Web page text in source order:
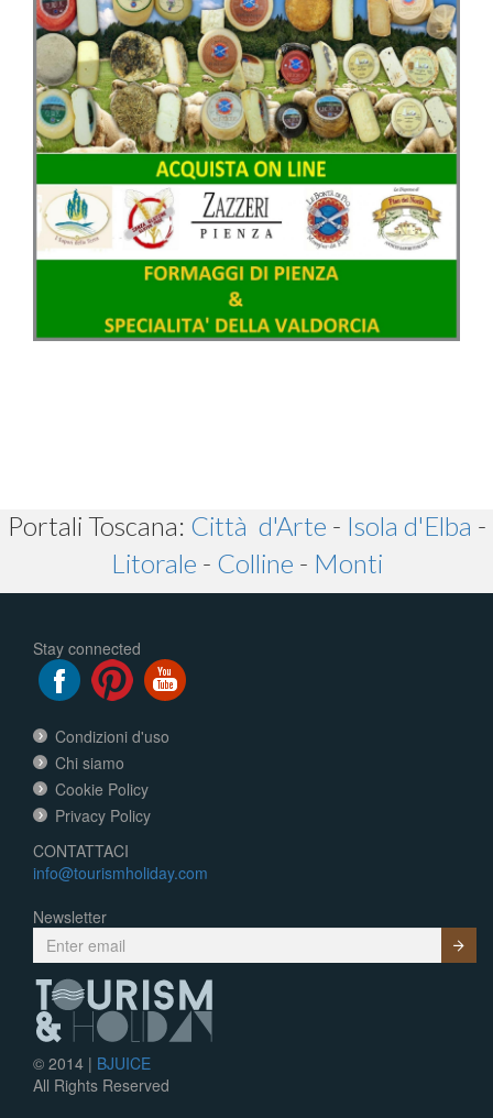
Portali Toscana: Città d'Arte - Isola d'Elba -
Litorale - Colline - Monti
Stay connected
Condizioni d'uso
Chi siamo
Cookie Policy
Privacy Policy
CONTATTACI
info@tourismholiday.com
Newsletter
© 2014 | BJUICE
All Rights Reserved